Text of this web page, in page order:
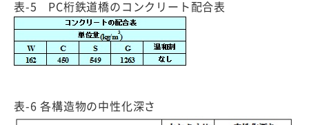
表-5 PC桁鉄道橋のコンクリート配合表
表-6 各構造物の中性化深さ